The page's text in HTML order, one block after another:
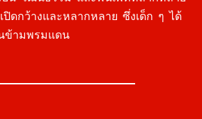
ดกว้างและหลากหลาย ซึ่งเด็ก ๆ ได้
ข้ามพรมแดน